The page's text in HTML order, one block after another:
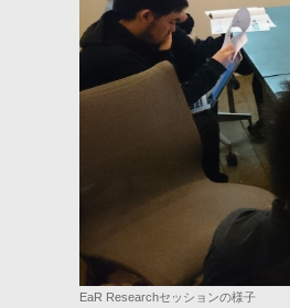
EaR Researchセッションの様子